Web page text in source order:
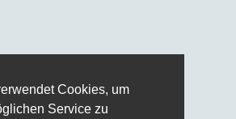
Cookies, um
Service zu